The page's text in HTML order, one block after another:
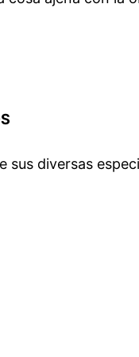
sus diversas